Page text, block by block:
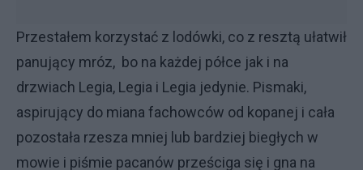
Przestałem korzystać z lodówki, co z resztą ułatwił
panujący mróz, bo na każdej półce jak i na
drzwiach Legia, Legia i Legia jedynie. Pismaki,
aspirujący do miana fachowców od kopanej i cała
pozostała rzesza mniej lub bardziej biegłych w
mowie i piśmie pacanów prześciga się i gna na